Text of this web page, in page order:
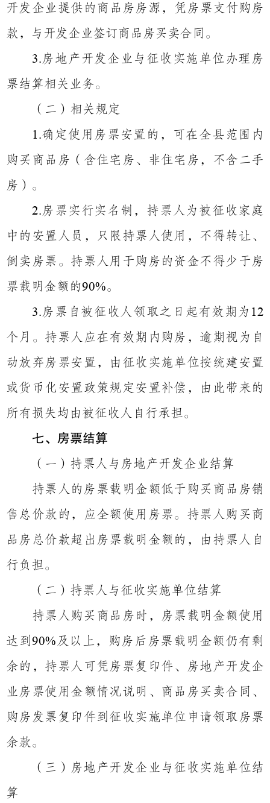
开发企业提供的商品房房源，凭房票支付购房
款，与开发企业签订商品房买卖合同。
3.房地产开发企业与征收实施单位办理房
票结算相关业务。
（二）相关规定
1.确定使用房票安置的，可在全县范围内
购买商品房（含住宅房、非住宅房，不含二手
房）。
2.房票实行实名制，持票人为被征收家庭
中的安置人员，只限持票人使用，不得转让、
倒卖房票。持票人用于购房的资金不得少于房
票载明金额的90%。
3.房票自被征收人领取之日起有效期为 12
个月。持票人应在有效期内购房，逾期视为自
动放弃房票安置，由征收实施单位按统建安置
或货币化安置政策规定安置补偿，由此带来的
所有损失均由被征收人自行承担。
七、房票结算
（一）持票人与房地产开发企业结算
持票人的房票载明金额低于购买商品房销
售总价款的，应全额使用房票。持票人购买商
品房总价款超出房票载明金额的，由持票人自
行负担。
（二）持票人与征收实施单位结算
持票人购买商品房时，房票载明金额使用
达到90%及以上，购房后房票载明金额仍有剩
余的，持票人可凭房票复印件、房地产开发企
业房票使用金额情况说明、商品房买卖合同、
购房发票复印件到征收实施单位申请领取房票
余款。
（三）房地产开发企业与征收实施单位结
算